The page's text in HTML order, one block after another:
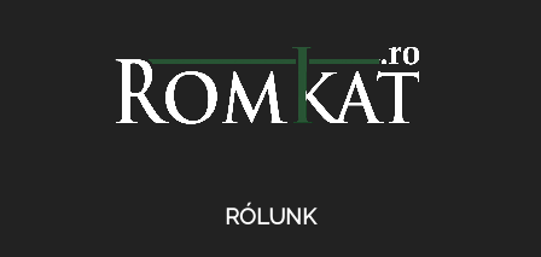
RÓLUNK